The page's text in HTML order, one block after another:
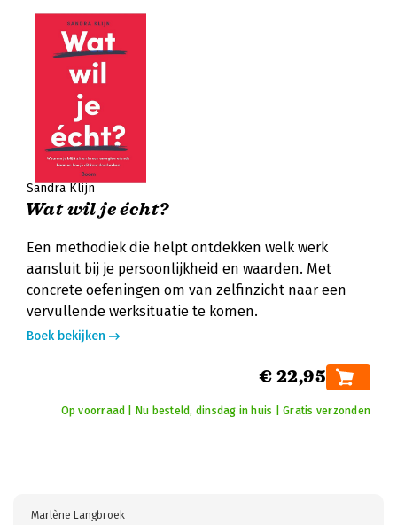
Sandra Klijn
Wat wil je écht?
Een methodiek die helpt ontdekken welk werk
aansluit bij je persoonlijkheid en waarden. Met
concrete oefeningen om van zelfinzicht naar een
vervullende werksituatie te komen.
Boek bekijken
€ 22,95
Op voorraad | Nu besteld, dinsdag in huis | Gratis verzonden
Marlène Langbroek